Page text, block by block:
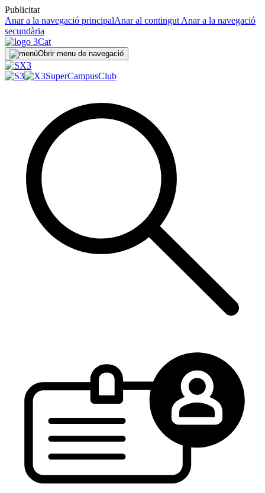
Publicitat
Anar a la navegació principalAnar al contingut Anar a la navegació
secundària
Obrir menu de navegació
SuperCampusClub